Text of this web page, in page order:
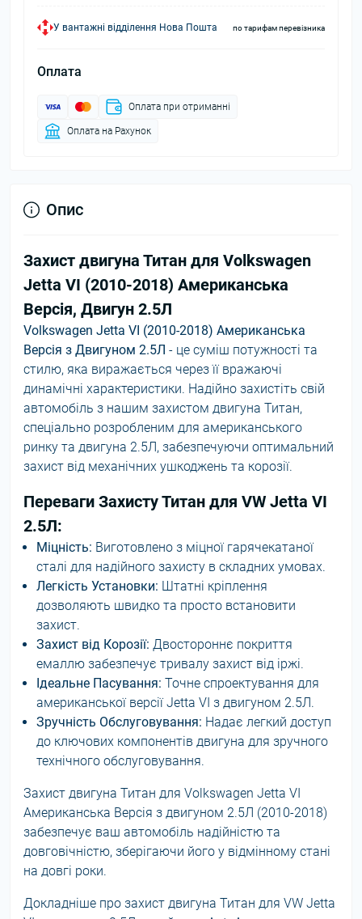
У вантажні відділення Нова Пошта по тарифам перевізника
Оплата
Оплата при отриманні
Оплата на Рахунок
Опис
Захист двигуна Титан для Volkswagen
Jetta VI (2010-2018) Американська
Версія, Двигун 2.5Л
Volkswagen Jetta VI (2010-2018) Американська
Версія з Двигуном 2.5Л - це суміш потужності та
стилю, яка виражається через її вражаючі
динамічні характеристики. Надійно захистіть свій
автомобіль з нашим захистом двигуна Титан,
спеціально розробленим для американського
ринку та двигуна 2.5Л, забезпечуючи оптимальний
захист від механічних ушкоджень та корозії.
Переваги Захисту Титан для VW Jetta VI
2.5Л:
Міцність: Виготовлено з міцної гарячекатаної
сталі для надійного захисту в складних умовах.
Легкість Установки: Штатні кріплення
дозволяють швидко та просто встановити
захист.
Захист від Корозії: Двостороннє покриття
емаллю забезпечує тривалу захист від іржі.
Ідеальне Пасування: Точне спроектування для
американської версії Jetta VI з двигуном 2.5Л.
Зручність Обслуговування: Надає легкий доступ
до ключових компонентів двигуна для зручного
технічного обслуговування.
Захист двигуна Титан для Volkswagen Jetta VI
Американська Версія з двигуном 2.5Л (2010-2018)
забезпечує ваш автомобіль надійністю та
довговічністю, зберігаючи його у відмінному стані
на довгі роки.
Докладніше про захист двигуна Титан для VW Jetta